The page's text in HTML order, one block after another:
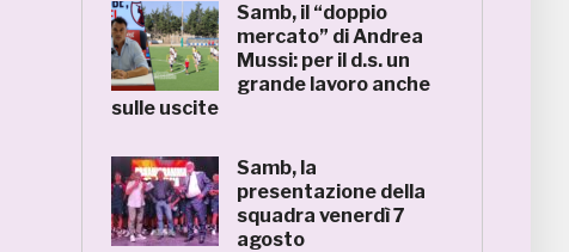
Samb, il “doppio
mercato” di Andrea
Mussi: per il d.s. un
grande lavoro anche
sulle uscite
Samb, la
presentazione della
squadra venerdì 7
agosto